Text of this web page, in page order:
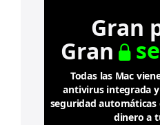
Gran
Gran
Todas las Mac
antivirus integrada
seguridad
dinero a